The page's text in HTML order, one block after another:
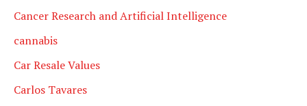
Cancer Research and Artificial Intelligence
cannabis
Car Resale Values
Carlos Tavares